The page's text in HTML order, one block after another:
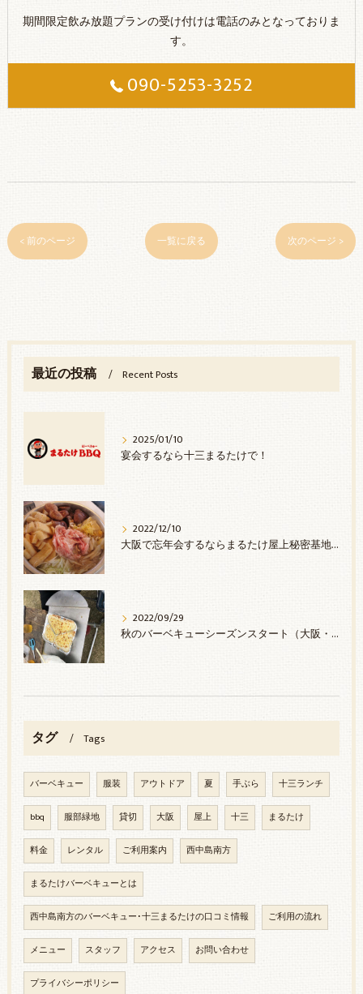
期間限定飲み放題プランの受け付けは電話のみとなっておりま
す。
090-5253-3252
< 前のページ 一覧に戻る 次のページ >
最近の投稿 Recent Posts
2025/01/10
宴会するなら十三まるたけで！
2022/12/10
大阪で忘年会するならまるたけ屋上秘密基地へ
2022/09/29
秋のバーベキューシーズンスタート（大阪・西中島）
タグ Tags
バーベキュー 服装 アウトドア 夏 手ぶら 十三ランチ
bbq 服部緑地 貸切 大阪 屋上 十三 まるたけ
料金 レンタル ご利用案内 西中島南方
まるたけバーベキューとは
西中島南方のバーベキュー･十三まるたけの口コミ情報 ご利用の流れ
メニュー スタッフ アクセス お問い合わせ
プライバシーポリシー